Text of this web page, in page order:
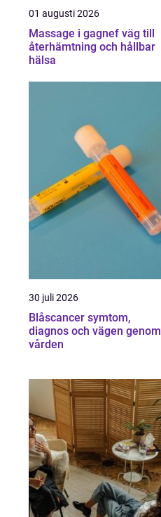
01 augusti 2026
Massage i gagnef väg till
återhämtning och hållbar
hälsa
30 juli 2026
Blåscancer symtom,
diagnos och vägen genom
vården